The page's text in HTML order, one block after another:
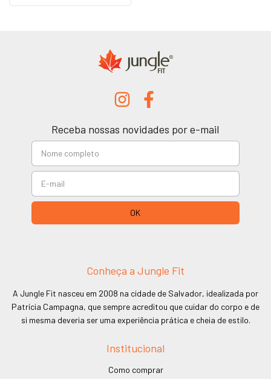
Receba nossas novidades por e-mail
Conheça a Jungle Fit
A Jungle Fit nasceu em 2008 na cidade de Salvador, idealizada por
Patrícia Campagna, que sempre acreditou que cuidar do corpo e de
si mesma deveria ser uma experiência prática e cheia de estilo.
Institucional
Como comprar